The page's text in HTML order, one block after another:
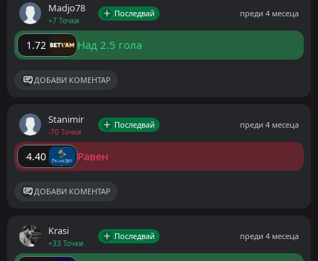
Madjo78
+7 Точки
Последвай преди 4 месеца
1.72 Над 2.5 гола
ДОБАВИ КОМЕНТАР
Stanimir
-70 Точки
Последвай преди 4 месеца
4.40 Равен
ДОБАВИ КОМЕНТАР
Krasi
+33 Точки
Последвай преди 4 месеца